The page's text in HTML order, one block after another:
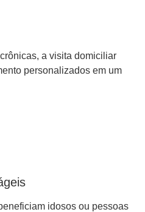
a visita domiciliar
personalizados em um
idosos ou pessoas